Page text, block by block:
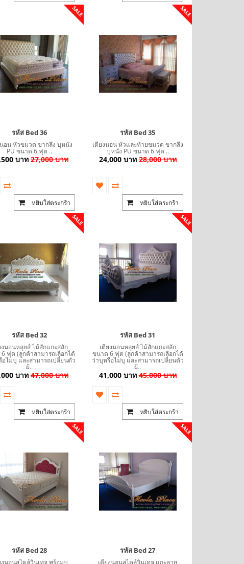
SALE
รหัส Bed 36
นอน หัวขมวด ขากลึง บุหนัง
PU ขนาด 6 ฟุต ..
บาท 27,000 บาท
หยิบใส่ตระกร้า
SALE
รหัส Bed 35
เตียงนอน หัวและท้ายขมวด ขากลึง
บุหนัง PU ขนาด 6 ฟุต ..
24,000 บาท 28,000 บาท
หยิบใส่ตระกร้า
SALE
รหัส Bed 32
งนอนหลุยส์ ไม้สักแกะสลัก
ฟุต (ลูกค้าสามารถเลือกได้
ไม่บุ และสามารถเปลี่ยนตัว
ผ้..
บาท 47,000 บาท
หยิบใส่ตระกร้า
SALE
รหัส Bed 31
เตียงนอนหลุยส์ ไม้สักแกะสลัก
ขนาด 6 ฟุต (ลูกค้าสามารถเลือกได้
ว่าบุหรือไม่บุ และสามารถเปลี่ยนตัว
ผ้..
41,000 บาท 45,000 บาท
หยิบใส่ตระกร้า
SALE
รหัส Bed 28
งนอนสไตล์วินเทจ พร้อมบุ
SALE
รหัส Bed 27
เตียงนอนสไตล์วินเทจ แกะลาย